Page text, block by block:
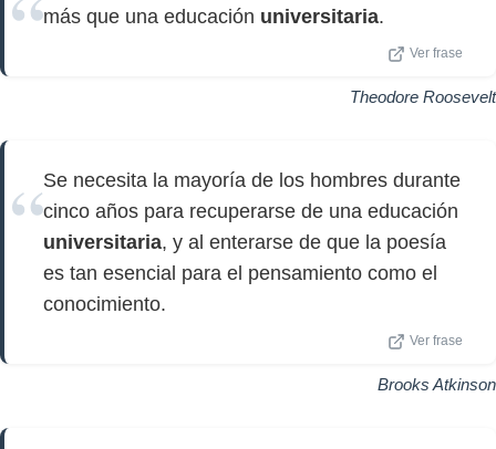
más que una educación universitaria.
Ver frase
Theodore Roosevelt
Se necesita la mayoría de los hombres durante
cinco años para recuperarse de una educación
universitaria, y al enterarse de que la poesía
es tan esencial para el pensamiento como el
conocimiento.
Ver frase
Brooks Atkinson